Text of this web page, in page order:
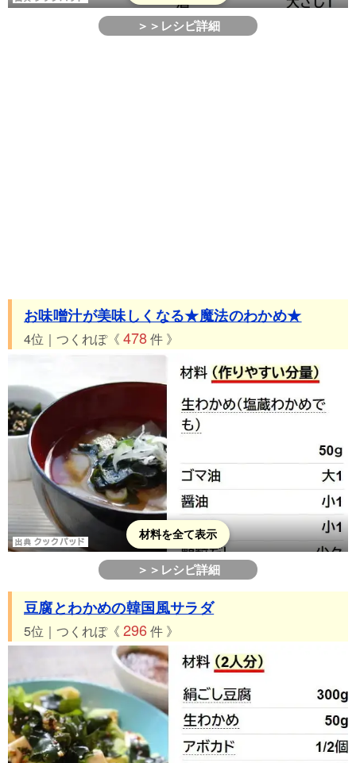
＞＞レシピ詳細
お味噌汁が美味しくなる★魔法のわかめ★
4位｜つくれぽ《 478件 》
材料を全て表示
＞＞レシピ詳細
豆腐とわかめの韓国風サラダ
5位｜つくれぽ《 296件 》